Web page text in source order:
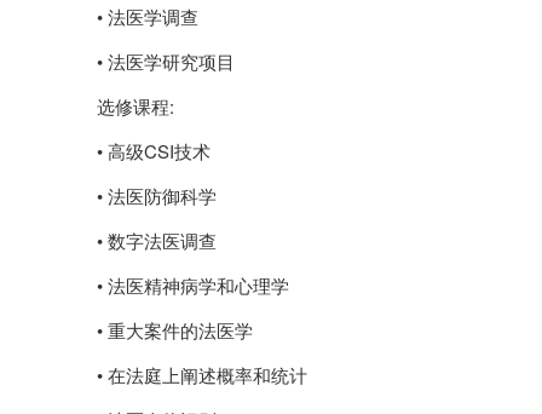
• 法医学调查
• 法医学研究项目
选修课程:
• 高级CSI技术
• 法医防御科学
• 数字法医调查
• 法医精神病学和心理学
• 重大案件的法医学
• 在法庭上阐述概率和统计